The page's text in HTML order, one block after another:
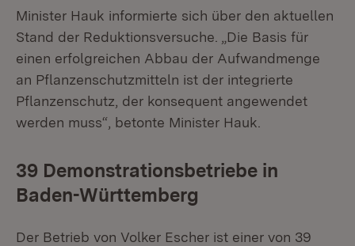
Minister Hauk informierte sich über den aktuellen
Stand der Reduktionsversuche. „Die Basis für
einen erfolgreichen Abbau der Aufwandmenge
an Pflanzenschutzmitteln ist der integrierte
Pflanzenschutz, der konsequent angewendet
werden muss“, betonte Minister Hauk.
39 Demonstrationsbetriebe in
Baden-Württemberg
Der Betrieb von Volker Escher ist einer von 39